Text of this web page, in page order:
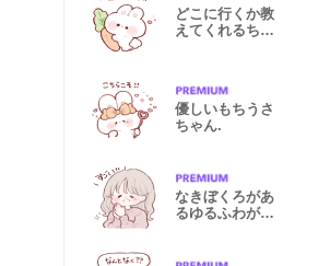
どこに行くか教
えてくれるちび
優しいもちうさ
ちゃん.
なきぼくろがあ
るゆるふわがー